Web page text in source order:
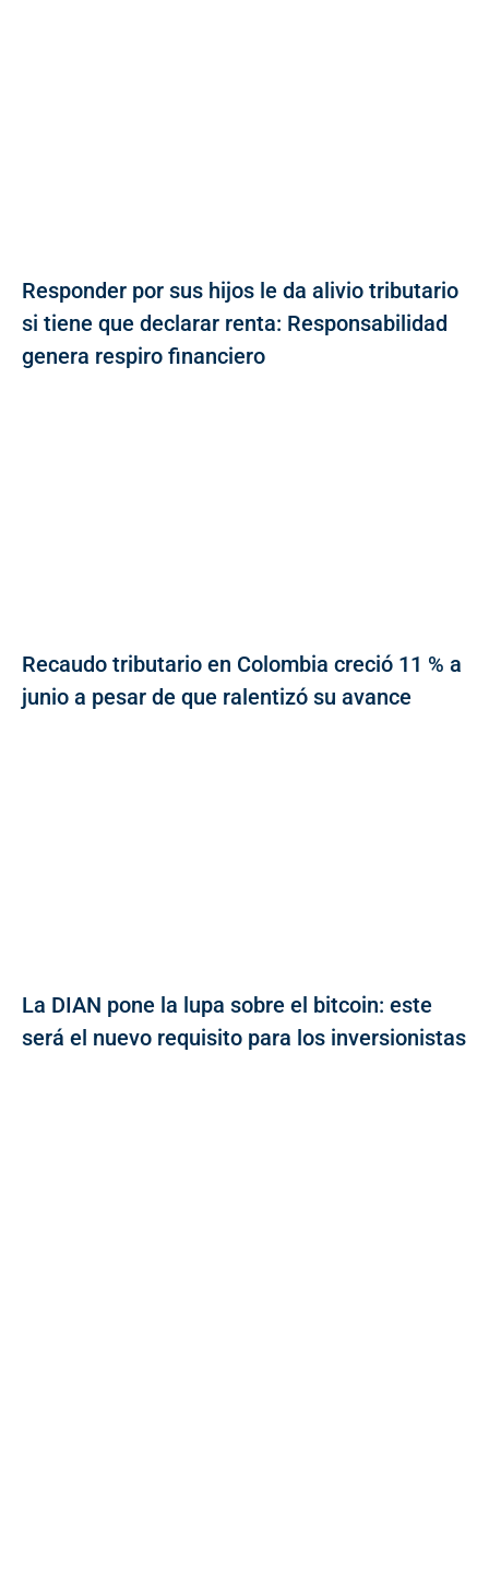
Responder por sus hijos le da alivio tributario
si tiene que declarar renta: Responsabilidad
genera respiro financiero
Recaudo tributario en Colombia creció 11 % a
junio a pesar de que ralentizó su avance
La DIAN pone la lupa sobre el bitcoin: este
será el nuevo requisito para los inversionistas